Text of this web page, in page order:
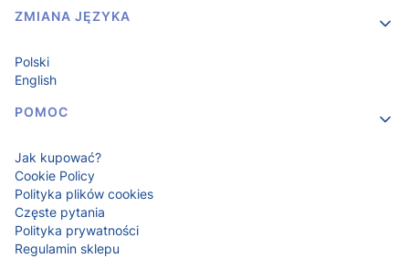
ZMIANA JĘZYKA
Polski
English
POMOC
Jak kupować?
Cookie Policy
Polityka plików cookies
Częste pytania
Polityka prywatności
Regulamin sklepu